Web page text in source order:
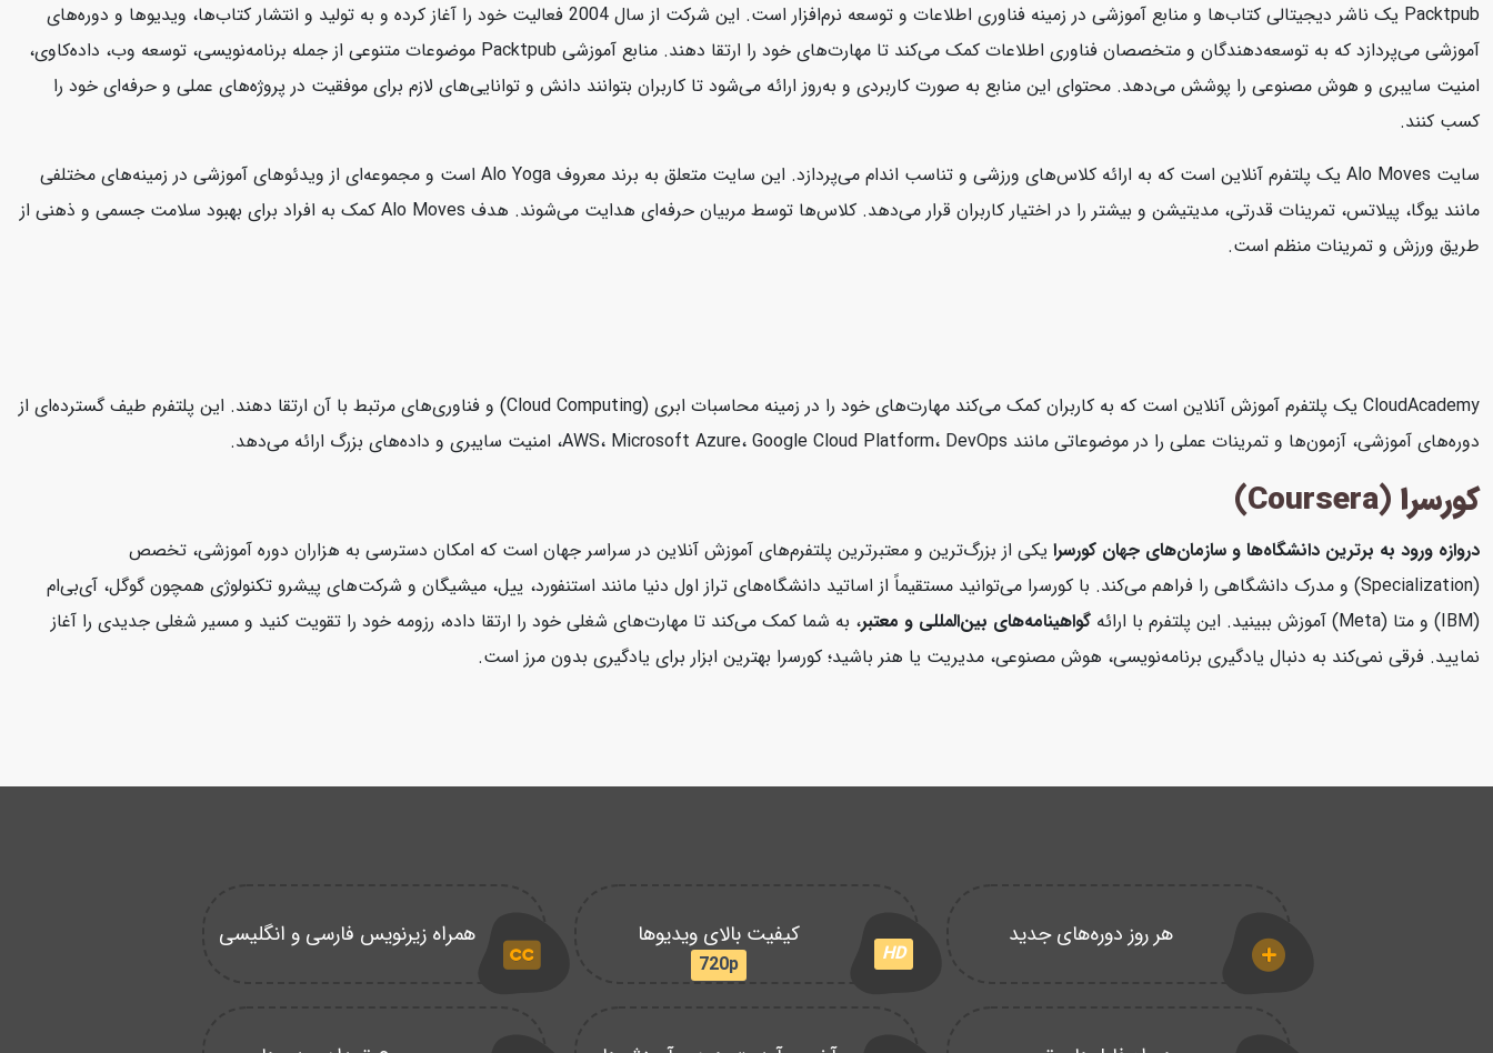
Packtpub یک ناشر دیجیتالی کتاب‌ها و منابع آموزشی در زمینه فناوری اطلاعات و توسعه نرم‌افزار است. این شرکت از سال 2004 فعالیت خود را آغاز کرده و به تولید و انتشار کتاب‌ها، ویدیوها و دوره‌های
آموزشی می‌پردازد که به توسعه‌دهندگان و متخصصان فناوری اطلاعات کمک می‌کند تا مهارت‌های خود را ارتقا دهند. منابع آموزشی Packtpub موضوعات متنوعی از جمله برنامه‌نویسی، توسعه وب، داده‌کاوی،
امنیت سایبری و هوش مصنوعی را پوشش می‌دهد. محتوای این منابع به صورت کاربردی و به‌روز ارائه می‌شود تا کاربران بتوانند دانش و توانایی‌های لازم برای موفقیت در پروژه‌های عملی و حرفه‌ای خود را
کسب کنند.
سایت Alo Moves یک پلتفرم آنلاین است که به ارائه کلاس‌های ورزشی و تناسب اندام می‌پردازد. این سایت متعلق به برند معروف Alo Yoga است و مجموعه‌ای از ویدئوهای آموزشی در زمینه‌های مختلفی
مانند یوگا، پیلاتس، تمرینات قدرتی، مدیتیشن و بیشتر را در اختیار کاربران قرار می‌دهد. کلاس‌ها توسط مربیان حرفه‌ای هدایت می‌شوند. هدف Alo Moves کمک به افراد برای بهبود سلامت جسمی و ذهنی از
طریق ورزش و تمرینات منظم است.
CloudAcademy یک پلتفرم آموزش آنلاین است که به کاربران کمک می‌کند مهارت‌های خود را در زمینه محاسبات ابری (Cloud Computing) و فناوری‌های مرتبط با آن ارتقا دهند. این پلتفرم طیف گسترده‌ای از
دوره‌های آموزشی، آزمون‌ها و تمرینات عملی را در موضوعاتی مانند AWS، Microsoft Azure، Google Cloud Platform، DevOps، امنیت سایبری و داده‌های بزرگ ارائه می‌دهد.
کورسرا (Coursera)
دروازه ورود به برترین دانشگاه‌ها و سازمان‌های جهان کورسرا یکی از بزرگ‌ترین و معتبرترین پلتفرم‌های آموزش آنلاین در سراسر جهان است که امکان دسترسی به هزاران دوره آموزشی، تخصص
(Specialization) و مدرک دانشگاهی را فراهم می‌کند. با کورسرا می‌توانید مستقیماً از اساتید دانشگاه‌های تراز اول دنیا مانند استنفورد، ییل، میشیگان و شرکت‌های پیشرو تکنولوژی همچون گوگل، آی‌بی‌ام
(IBM) و متا (Meta) آموزش ببینید. این پلتفرم با ارائه
گواهینامه‌های بین‌المللی و معتبر، به شما کمک می‌کند تا مهارت‌های شغلی خود را ارتقا داده، رزومه خود را تقویت کنید و مسیر شغلی جدیدی را آغاز
نمایید. فرقی نمی‌کند به دنبال یادگیری برنامه‌نویسی، هوش مصنوعی، مدیریت یا هنر باشید؛ کورسرا بهترین ابزار برای یادگیری بدون مرز است.
هر روز دوره‌های جدید
HD
کیفیت بالای ویدیوها
720p
همراه زیرنویس فارسی و انگلیسی